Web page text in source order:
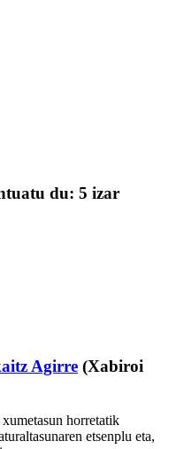
du: 5 izar
Agirre (Xabiroi
horretatik
etsenplu eta,